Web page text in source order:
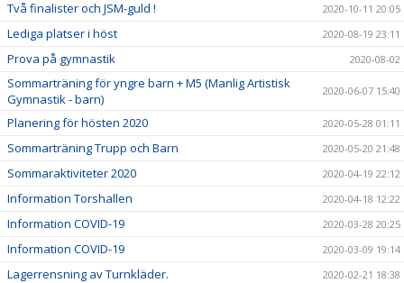
Två finalister och JSM-guld ! 2020-10-11 20:05
Lediga platser i höst 2020-08-19 23:11
Prova på gymnastik 2020-08-02
Sommarträning för yngre barn + M5 (Manlig Artistisk
Gymnastik - barn)
2020-06-07 15:40
Planering för hösten 2020 2020-05-28 01:11
Sommarträning Trupp och Barn 2020-05-20 21:48
Sommaraktiviteter 2020 2020-04-19 22:12
Information Torshallen 2020-04-18 12:22
Information COVID-19 2020-03-28 20:25
Information COVID-19 2020-03-09 19:14
Lagerrensning av Turnkläder. 2020-02-21 18:38